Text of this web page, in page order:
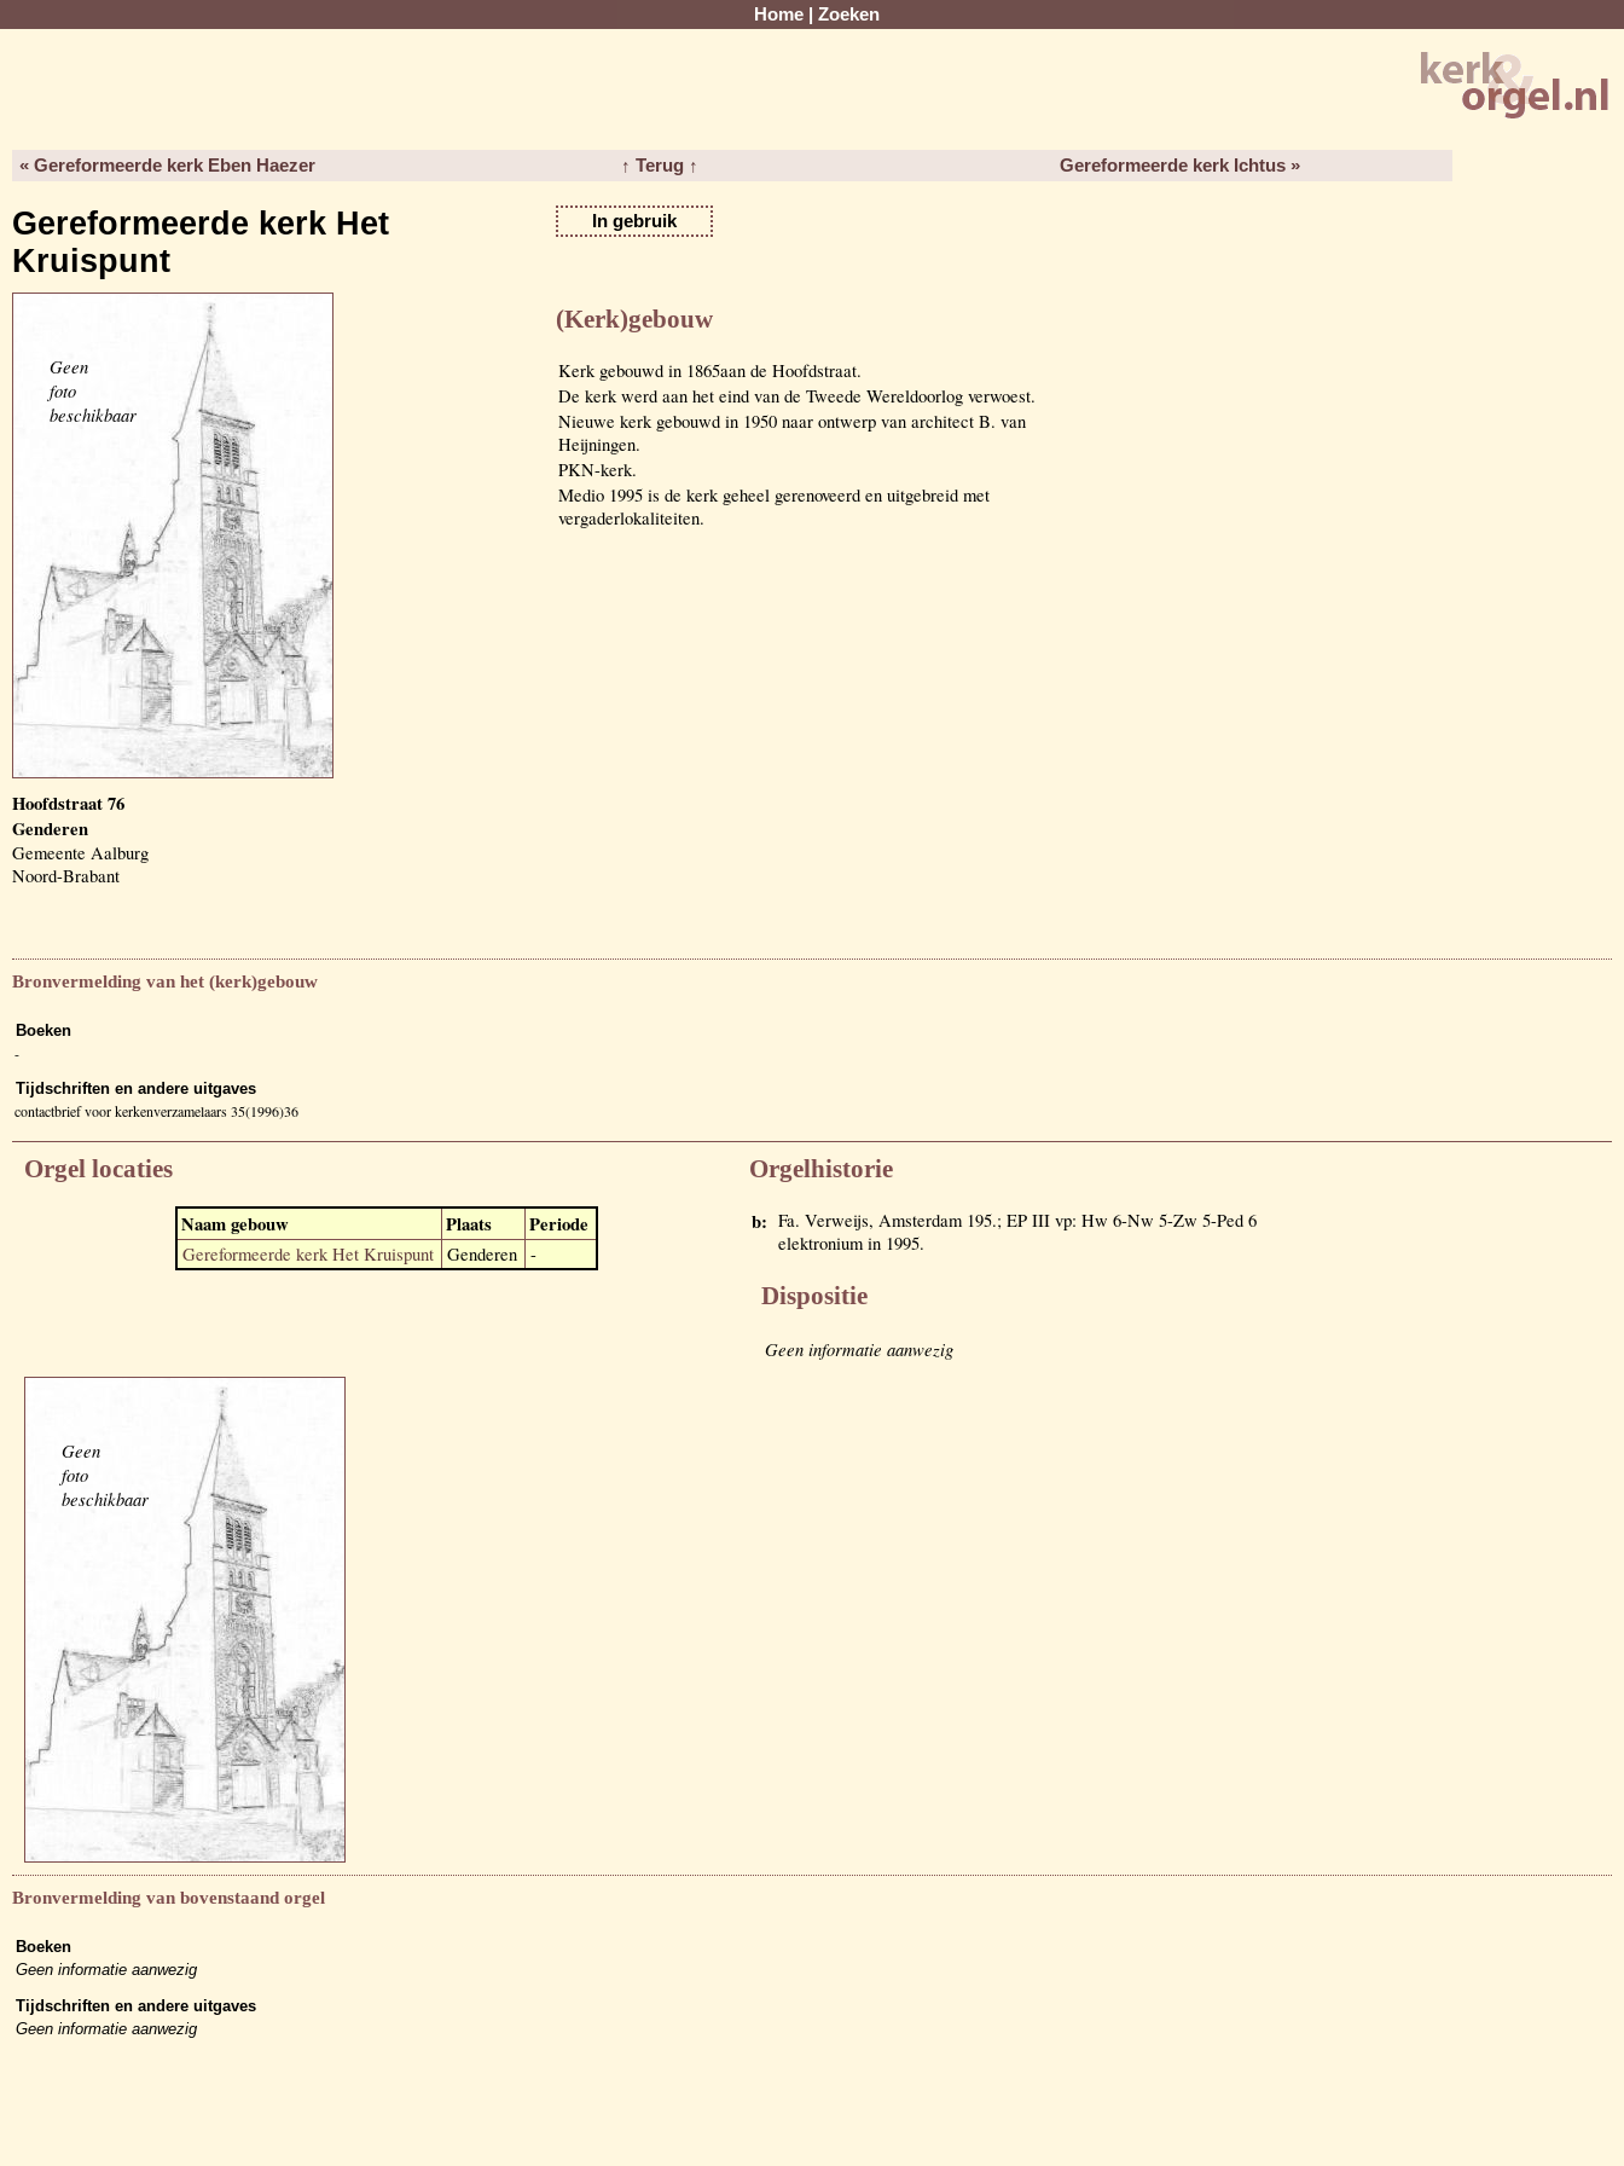
Home Zoeken
« Gereformeerde kerk Eben Haezer ↑ Terug ↑ Gereformeerde kerk Ichtus »
Gereformeerde kerk Het
Kruispunt
In gebruik
Geen
foto
beschikbaar
Hoofdstraat 76
Genderen
Gemeente Aalburg
Noord-Brabant
(Kerk)gebouw
Kerk gebouwd in 1865aan de Hoofdstraat.
De kerk werd aan het eind van de Tweede Wereldoorlog verwoest.
Nieuwe kerk gebouwd in 1950 naar ontwerp van architect B. van
Heijningen.
PKN-kerk.
Medio 1995 is de kerk geheel gerenoveerd en uitgebreid met
vergaderlokaliteiten.
Bronvermelding van het (kerk)gebouw
Boeken
-
Tijdschriften en andere uitgaves
contactbrief voor kerkenverzamelaars 35(1996)36
Orgel locaties
Naam gebouw Plaats Periode
Gereformeerde kerk Het Kruispunt Genderen -
Orgelhistorie
b: Fa. Verweijs, Amsterdam 195.; EP III vp: Hw 6-Nw 5-Zw 5-Ped 6
elektronium in 1995.
Dispositie
Geen informatie aanwezig
Geen
foto
beschikbaar
Bronvermelding van bovenstaand orgel
Boeken
Geen informatie aanwezig
Tijdschriften en andere uitgaves
Geen informatie aanwezig